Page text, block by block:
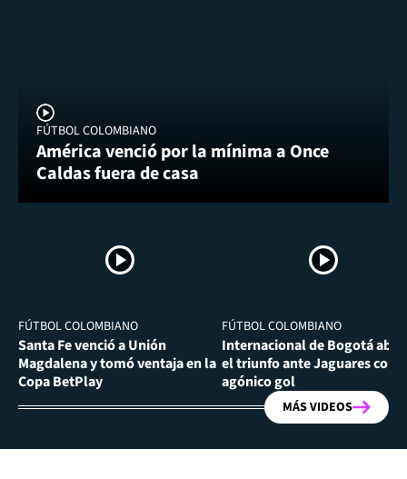
FÚTBOL COLOMBIANO
América venció por la mínima a Once
Caldas fuera de casa
FÚTBOL COLOMBIANO
Santa Fe venció a Unión
Magdalena y tomó ventaja en la
Copa BetPlay
FÚTBOL COLOMBIANO
Internacional de Bogotá
el triunfo ante Jaguares con
agónico gol
MÁS VIDEOS